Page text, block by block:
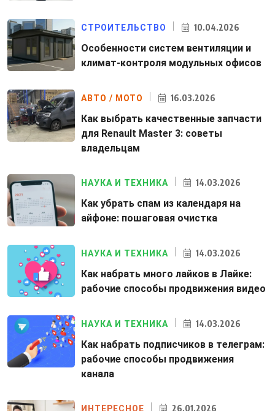
СТРОИТЕЛЬСТВО 10.04.2026
Особенности систем вентиляции и
климат-контроля модульных офисов
АВТО / МОТО 16.03.2026
Как выбрать качественные запчасти
для Renault Master 3: советы
владельцам
НАУКА И ТЕХНИКА 14.03.2026
Как убрать спам из календаря на
айфоне: пошаговая очистка
НАУКА И ТЕХНИКА 14.03.2026
Как набрать много лайков в Лайке:
рабочие способы продвижения видео
НАУКА И ТЕХНИКА 14.03.2026
Как набрать подписчиков в телеграм:
рабочие способы продвижения
канала
ИНТЕРЕСНОЕ 26.01.2026